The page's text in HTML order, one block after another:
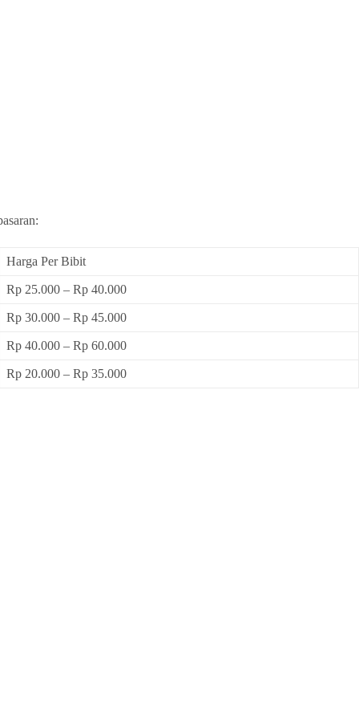
Harga Per Bibit
Rp 25.000 – Rp 40.000
Rp 30.000 – Rp 45.000
Rp 40.000 – Rp 60.000
Rp 20.000 – Rp 35.000